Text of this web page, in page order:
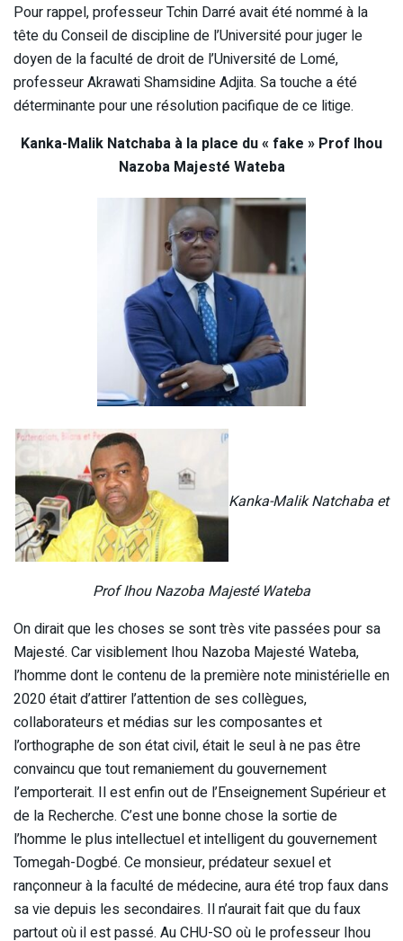
Pour rappel, professeur Tchin Darré avait été nommé à la
tête du Conseil de discipline de l’Université pour juger le
doyen de la faculté de droit de l’Université de Lomé,
professeur Akrawati Shamsidine Adjita. Sa touche a été
déterminante pour une résolution pacifique de ce litige.
Kanka-Malik Natchaba à la place du « fake » Prof Ihou
Nazoba Majesté Wateba
Kanka-Malik Natchaba et
Prof Ihou Nazoba Majesté Wateba
On dirait que les choses se sont très vite passées pour sa
Majesté. Car visiblement Ihou Nazoba Majesté Wateba,
l’homme dont le contenu de la première note ministérielle en
2020 était d’attirer l’attention de ses collègues,
collaborateurs et médias sur les composantes et
l’orthographe de son état civil, était le seul à ne pas être
convaincu que tout remaniement du gouvernement
l’emporterait. Il est enfin out de l’Enseignement Supérieur et
de la Recherche. C’est une bonne chose la sortie de
l’homme le plus intellectuel et intelligent du gouvernement
Tomegah-Dogbé. Ce monsieur, prédateur sexuel et
rançonneur à la faculté de médecine, aura été trop faux dans
sa vie depuis les secondaires. Il n’aurait fait que du faux
partout où il est passé. Au CHU-SO où le professeur Ihou